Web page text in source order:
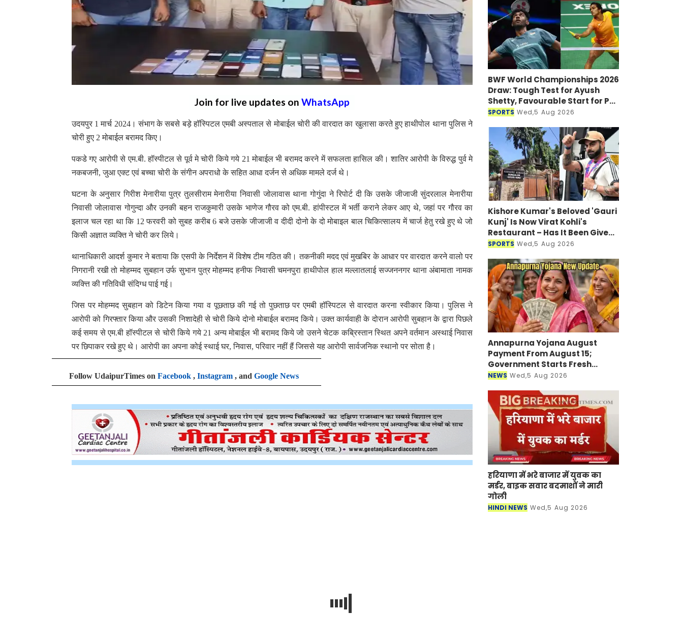
Join for live updates on WhatsApp
उदयपुर 1 मार्च 2024। संभाग के सबसे बड़े हॉस्पिटल एमबी अस्पताल से मोबाईल चोरी की वारदात का खुलासा करते हुए हाथीपोल थाना पुलिस ने
चोरी हुए 2 मोबाईल बरामद किए।
पकडे गए आरोपी से एम.बी. हॉस्पीटल से पूर्व मे चोरी किये गये 21 मोबाईल भी बरामद करने में सफलता हासिल की। शातिर आरोपी के विरुद्ध पुर्व मे
नकबजनी, जुआ एक्ट एवं बच्चा चोरी के संगीन अपराधो के सहित आधा दर्जन से अधिक मामले दर्ज थे।
घटना के अनुसार गिरीश मेनारीया पुत्र तुलसीराम मेनारीया निवासी जोलावास थाना गोगुंदा ने रिपोर्ट दी कि उसके जीजाजी सुंदरलाल मेनारीया
निवासी जोलावास गोगुन्दा और उनकी बहन राजकुमारी उसके भाणेज गौरव को एम.बी. हांपीस्टल में भर्ती कराने लेकर आए थे, जहां पर गौरव का
इलाज चल रहा था कि 12 फरवरी को सुबह करीब 6 बजे उसके जीजाजी व दीदी दोनो के दो मोबाइल बाल चिकित्सालय में चार्ज हेतु रखे हुए थे जो
किसी अज्ञात व्यक्ति ने चोरी कर लिये।
थानाधिकारी आदर्श कुमार ने बताया कि एसपी के निर्देशन में विशेष टीम गठित की। तकनीकी मदद एवं मुखबिर के आधार पर वारदात करने वालो पर
निगरानी रखी तो मोहम्मद सुबहान उर्फ सुभान पुत्र मोहम्मद हनीफ निवासी चमनपुरा हाथीपोल हाल मल्लातलाई सज्जननगर थाना अंबामाता नामक
व्यक्त्ति की गतिविधी संदिग्ध पाई गई।
जिस पर मोहम्मद सुबहान को डिटेन किया गया व पूछताछ की गई तो पुछताछ पर एमबी हॉस्पिटल से वारदात करना स्वीकार किया। पुलिस ने
आरोपी को गिरफ्तार किया और उसकी निशादेही से चोरी किये दोनो मोबाईल बरामद किये। उक्त कार्यवाही के दोरान आरोपी सुबहान के द्वारा पिछले
कई समय से एम.बी हॉस्पीटल से चोरी किये गये 21 अन्य मोबाईल भी बरामद किये जो उसने चेटक कब्रिस्तान स्थित अपने वर्तमान अस्थाई निवास
पर छिपाकर रखे हुए थे। आरोपी का अपना कोई स्थाई घर, निवास, परिवार नहीं हैं जिससे यह आरोपी सार्वजनिक स्थानो पर सोता है।
Follow UdaipurTimes on Facebook , Instagram , and Google News
BWF World Championships 2026
Draw: Tough Test for Ayush
Shetty, Favourable Start for PV
Sindhu
SPORTS Wed,5 Aug 2026
Kishore Kumar's Beloved 'Gauri
Kunj' Is Now Virat Kohli's
Restaurant – Has It Been Given
a New Look?
SPORTS Wed,5 Aug 2026
Annapurna Yojana August
Payment From August 15;
Government Starts Fresh
Verification Drive
NEWS Wed,5 Aug 2026
हरियाणा में भरे बाजार में युवक का
मर्डर, बाइक सवार बदमाशों ने मारी
गोली
HINDI NEWS Wed,5 Aug 2026